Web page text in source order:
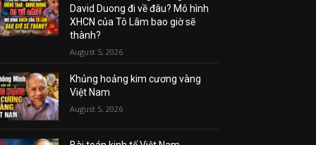
David Duong đi về đâu? Mô hình
XHCN của Tô Lâm bao giờ sẽ
thành?
August 5, 2026
Khủng hoảng kim cương vàng
Việt Nam
August 5, 2026